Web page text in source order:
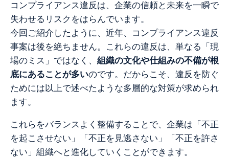
コンプライアンス違反は、企業の信頼と未来を一瞬で
失わせるリスクをはらんでいます。
今回ご紹介したように、近年、コンプライアンス違反
事案は後を絶ちません。これらの違反は、単なる「現
場のミス」ではなく、 組織の文化や仕組みの不備が根
底にあることが多いのです。だからこそ、違反を防ぐ
ためには以上で述べたような多層的な対策が求められ
ます。
これらをバランスよく整備することで、企業は「不正
を起こさせない」「不正を見逃さない」「不正を許さ
ない」組織へと進化していくことができます。